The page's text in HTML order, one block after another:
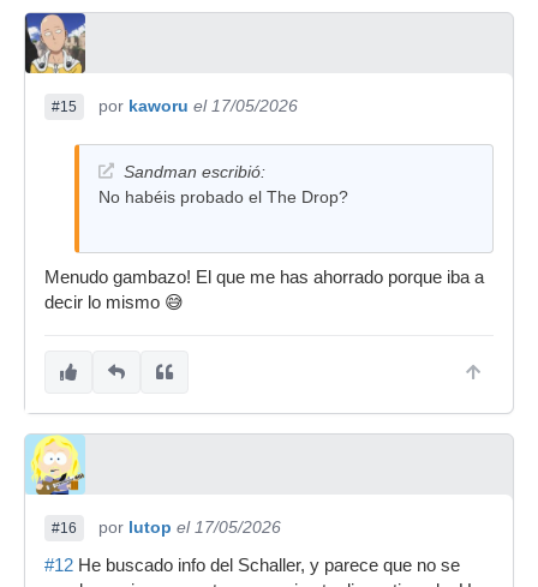
#15 por kaworu el 17/05/2026
Sandman escribió:
No habéis probado el The Drop?
Menudo gambazo! El que me has ahorrado porque iba a
decir lo mismo 😅
#16 por lutop el 17/05/2026
#12 He buscado info del Schaller, y parece que no se